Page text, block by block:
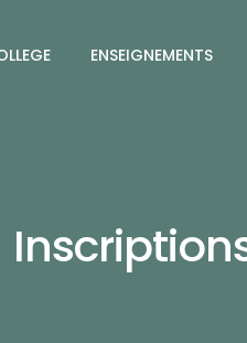
ENSEIGNEMENTS